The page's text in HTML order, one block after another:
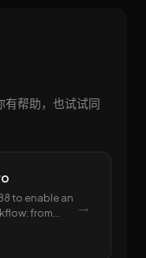
帮助，也试试同
to enable an
from
to advanced
→